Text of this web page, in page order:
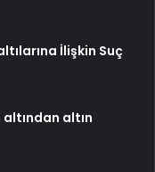
İlişkin Suç
altından altın